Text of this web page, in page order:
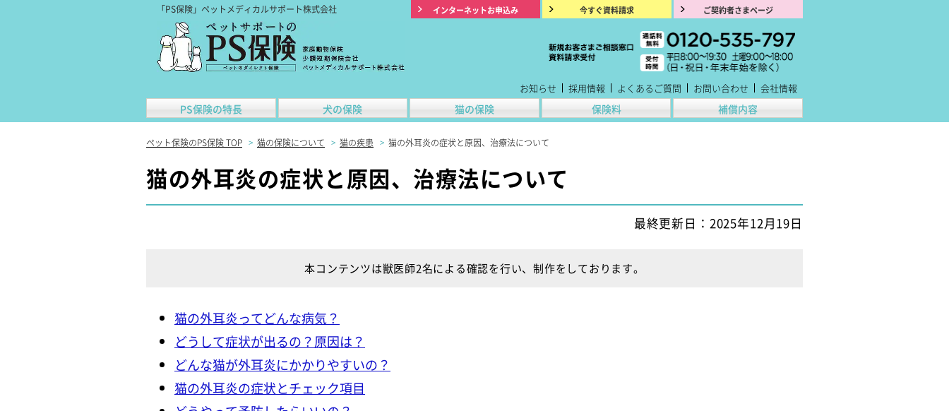
「PS保険」ペットメディカルサポート株式会社 インターネットお申込み 今すぐ資料請求 ご契約者さまページ
PS保険の特長 犬の保険 猫の保険 保険料 補償内容
お知らせ 採用情報 よくあるご質問 お問い合わせ 会社情報
ペット保険のPS保険 TOP > 猫の保険について > 猫の疾患 > 猫の外耳炎の症状と原因、治療法について
猫の外耳炎の症状と原因、治療法について
最終更新日：2025年12月19日
本コンテンツは獣医師2名による確認を行い、制作をしております。
猫の外耳炎ってどんな病気？
どうして症状が出るの？原因は？
どんな猫が外耳炎にかかりやすいの？
猫の外耳炎の症状とチェック項目